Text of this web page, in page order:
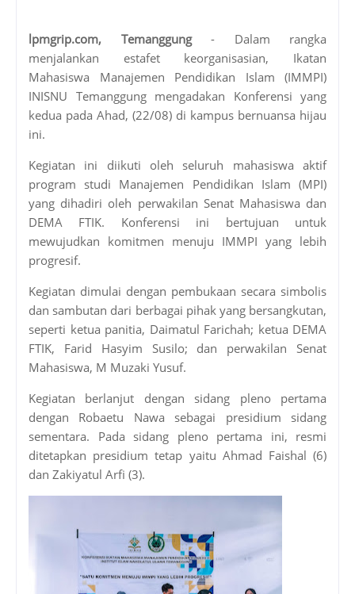
lpmgrip.com, Temanggung- Dalam rangka
menjalankan estafet keorganisasian, Ikatan
Mahasiswa Manajemen Pendidikan Islam (IMMPI)
INISNU Temanggung mengadakan Konferensi yang
kedua pada Ahad, (22/08) di kampus bernuansa hijau
ini.
Kegiatan ini diikuti oleh seluruh mahasiswa aktif
program studi Manajemen Pendidikan Islam (MPI)
yang dihadiri oleh perwakilan Senat Mahasiswa dan
DEMA FTIK. Konferensi ini bertujuan untuk
mewujudkan komitmen menuju IMMPI yang lebih
progresif.
Kegiatan dimulai dengan pembukaan secara simbolis
dan sambutan dari berbagai pihak yang bersangkutan,
seperti ketua panitia, Daimatul Farichah; ketua DEMA
FTIK, Farid Hasyim Susilo; dan perwakilan Senat
Mahasiswa, M Muzaki Yusuf.
Kegiatan berlanjut dengan sidang pleno pertama
dengan Robaetu Nawa sebagai presidium sidang
sementara. Pada sidang pleno pertama ini, resmi
ditetapkan presidium tetap yaitu Ahmad Faishal (6)
dan Zakiyatul Arfi (3).